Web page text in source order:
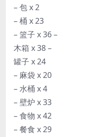
– 包 x 2
– 桶 x 23
– 篮子 x 36 –
木箱 x 38 –
罐子 x 24
– 麻袋 x 20
– 水桶 x 4
– 壁炉 x 33
– 食物 x 42
– 餐食 x 29